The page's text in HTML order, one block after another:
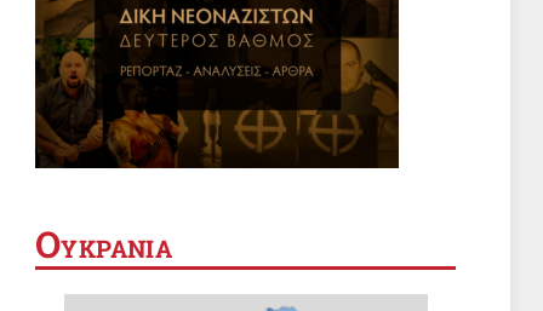
4 Αυγ 2026, 05:41
ΣΑΝ ΣΗΜΕΡΑ
Σαν σήμερα 4 Αυγούστου
4 Αυγ 2026, 00:01
Αντίστασης οι ξενόδουλοι αστοί
πολιτικοί της Βηρυτού
3 Αυγ 2026, 20:29
ΟΥΚΡΑΝΙΑ